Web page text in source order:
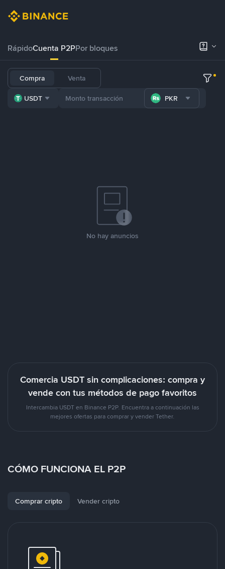
RápidoCuenta P2PPor bloques
Compra Venta
USDT PKR
No hay anuncios
Comercia USDT sin complicaciones: compra y
vende con tus métodos de pago favoritos
Intercambia USDT en Binance P2P. Encuentra a continuación las
mejores ofertas para comprar y vender Tether.
CÓMO FUNCIONA EL P2P
Comprar cripto Vender cripto